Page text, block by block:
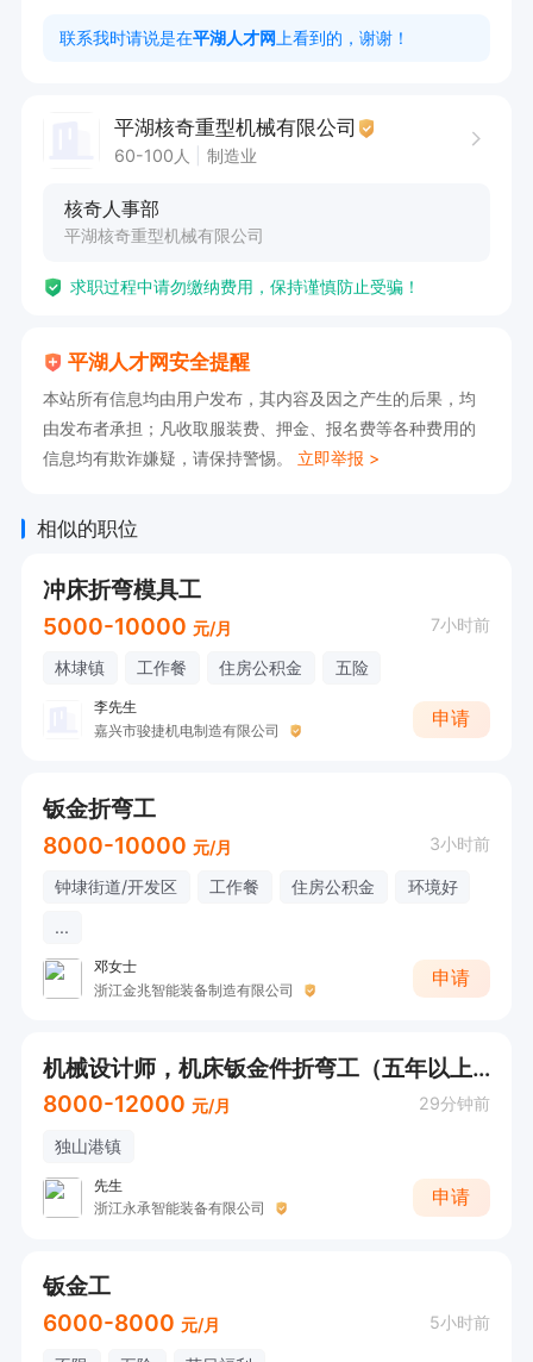
联系我时请说是在平湖人才网 上看到的，谢谢！
平湖核奇重型机械有限公司
60-100人 制造业
核奇人事部
平湖核奇重型机械有限公司
求职过程中请勿缴纳费用，保持谨慎防止受骗！
平湖人才网安全提醒
本站所有信息均由用户发布，其内容及因之产生的后果，均
由发布者承担；凡收取服装费、押金、报名费等各种费用的
信息均有欺诈嫌疑，请保持警惕。 立即举报 >
相似的职位
冲床折弯模具工
5000-10000 元/月 7小时前
林埭镇 工作餐 住房公积金 五险
李先生
嘉兴市骏捷机电制造有限公司
申请
钣金折弯工
8000-10000 元/月 3小时前
钟埭街道/开发区 工作餐 住房公积金
环境好
...
邓女士
浙江金兆智能装备制造有限公司
申请
机械设计师，机床钣金件折弯工（五年以上经验）有意者直接来电咨询
8000-12000 元/月 29分钟前
独山港镇
先生
浙江永承智能装备有限公司
申请
钣金工
6000-8000 元/月 5小时前